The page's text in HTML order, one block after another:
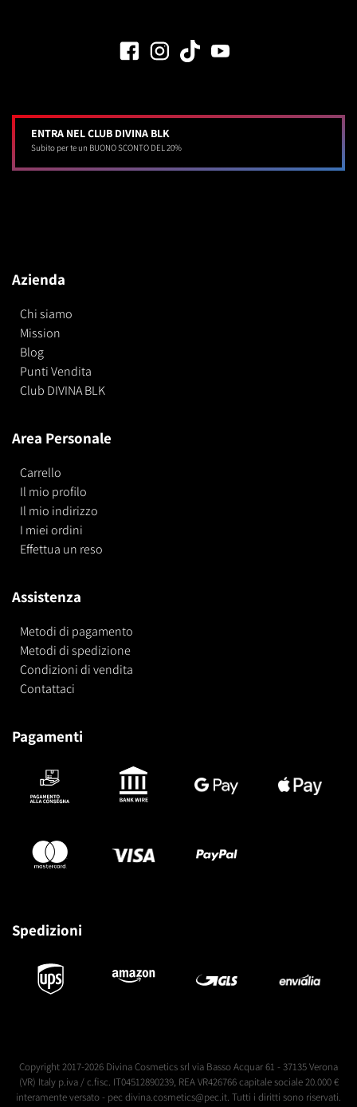
ENTRA NEL CLUB DIVINA BLK
Subito per te un BUONO SCONTO DEL 20%
Azienda
Chi siamo
Mission
Blog
Punti Vendita
Club DIVINA BLK
Area Personale
Carrello
Il mio profilo
Il mio indirizzo
I miei ordini
Effettua un reso
Assistenza
Metodi di pagamento
Metodi di spedizione
Condizioni di vendita
Contattaci
Pagamenti
Spedizioni
Copyright 2017-2026 Divina Cosmetics srl via Basso Acquar 61 - 37135 Verona
(VR) Italy p.iva / c.fisc. IT04512890239, REA VR426766 capitale sociale 20.000 €
interamente versato - pec divina.cosmetics@pec.it. Tutti i diritti sono riservati.